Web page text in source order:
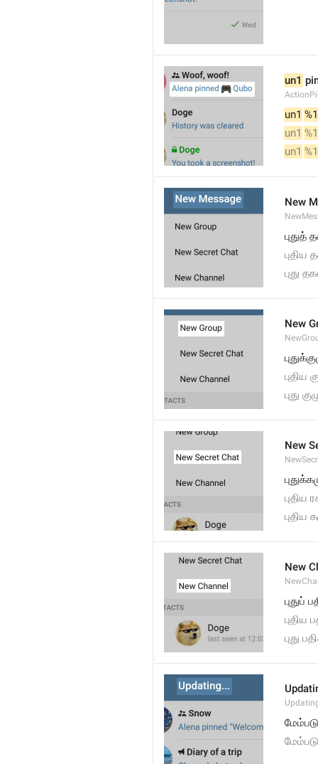
un1
un1
un1
un1
New
புதுத்
புதிய
புது
New
புதிய
புது
New
புதிய
புதிய
New
புதுப்
புதிய
புது